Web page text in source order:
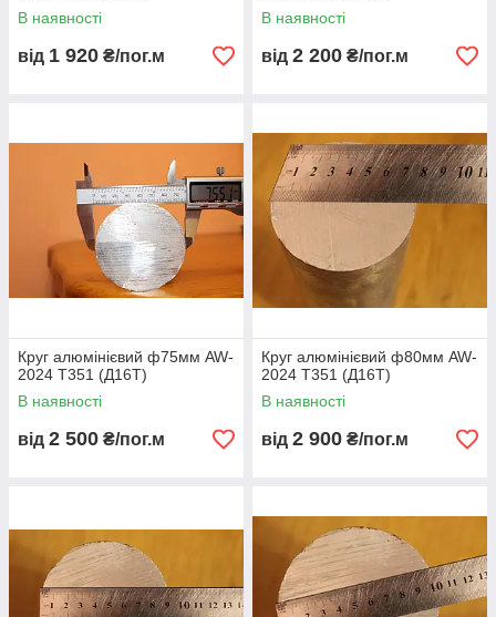
В наявності
від 1 920 ₴/пог.м
В наявності
від 2 200 ₴/пог.м
Круг алюмінієвий ф75мм AW-
2024 Т351 (Д16Т)
В наявності
від 2 500 ₴/пог.м
Круг алюмінієвий ф80мм AW-
2024 Т351 (Д16Т)
В наявності
від 2 900 ₴/пог.м